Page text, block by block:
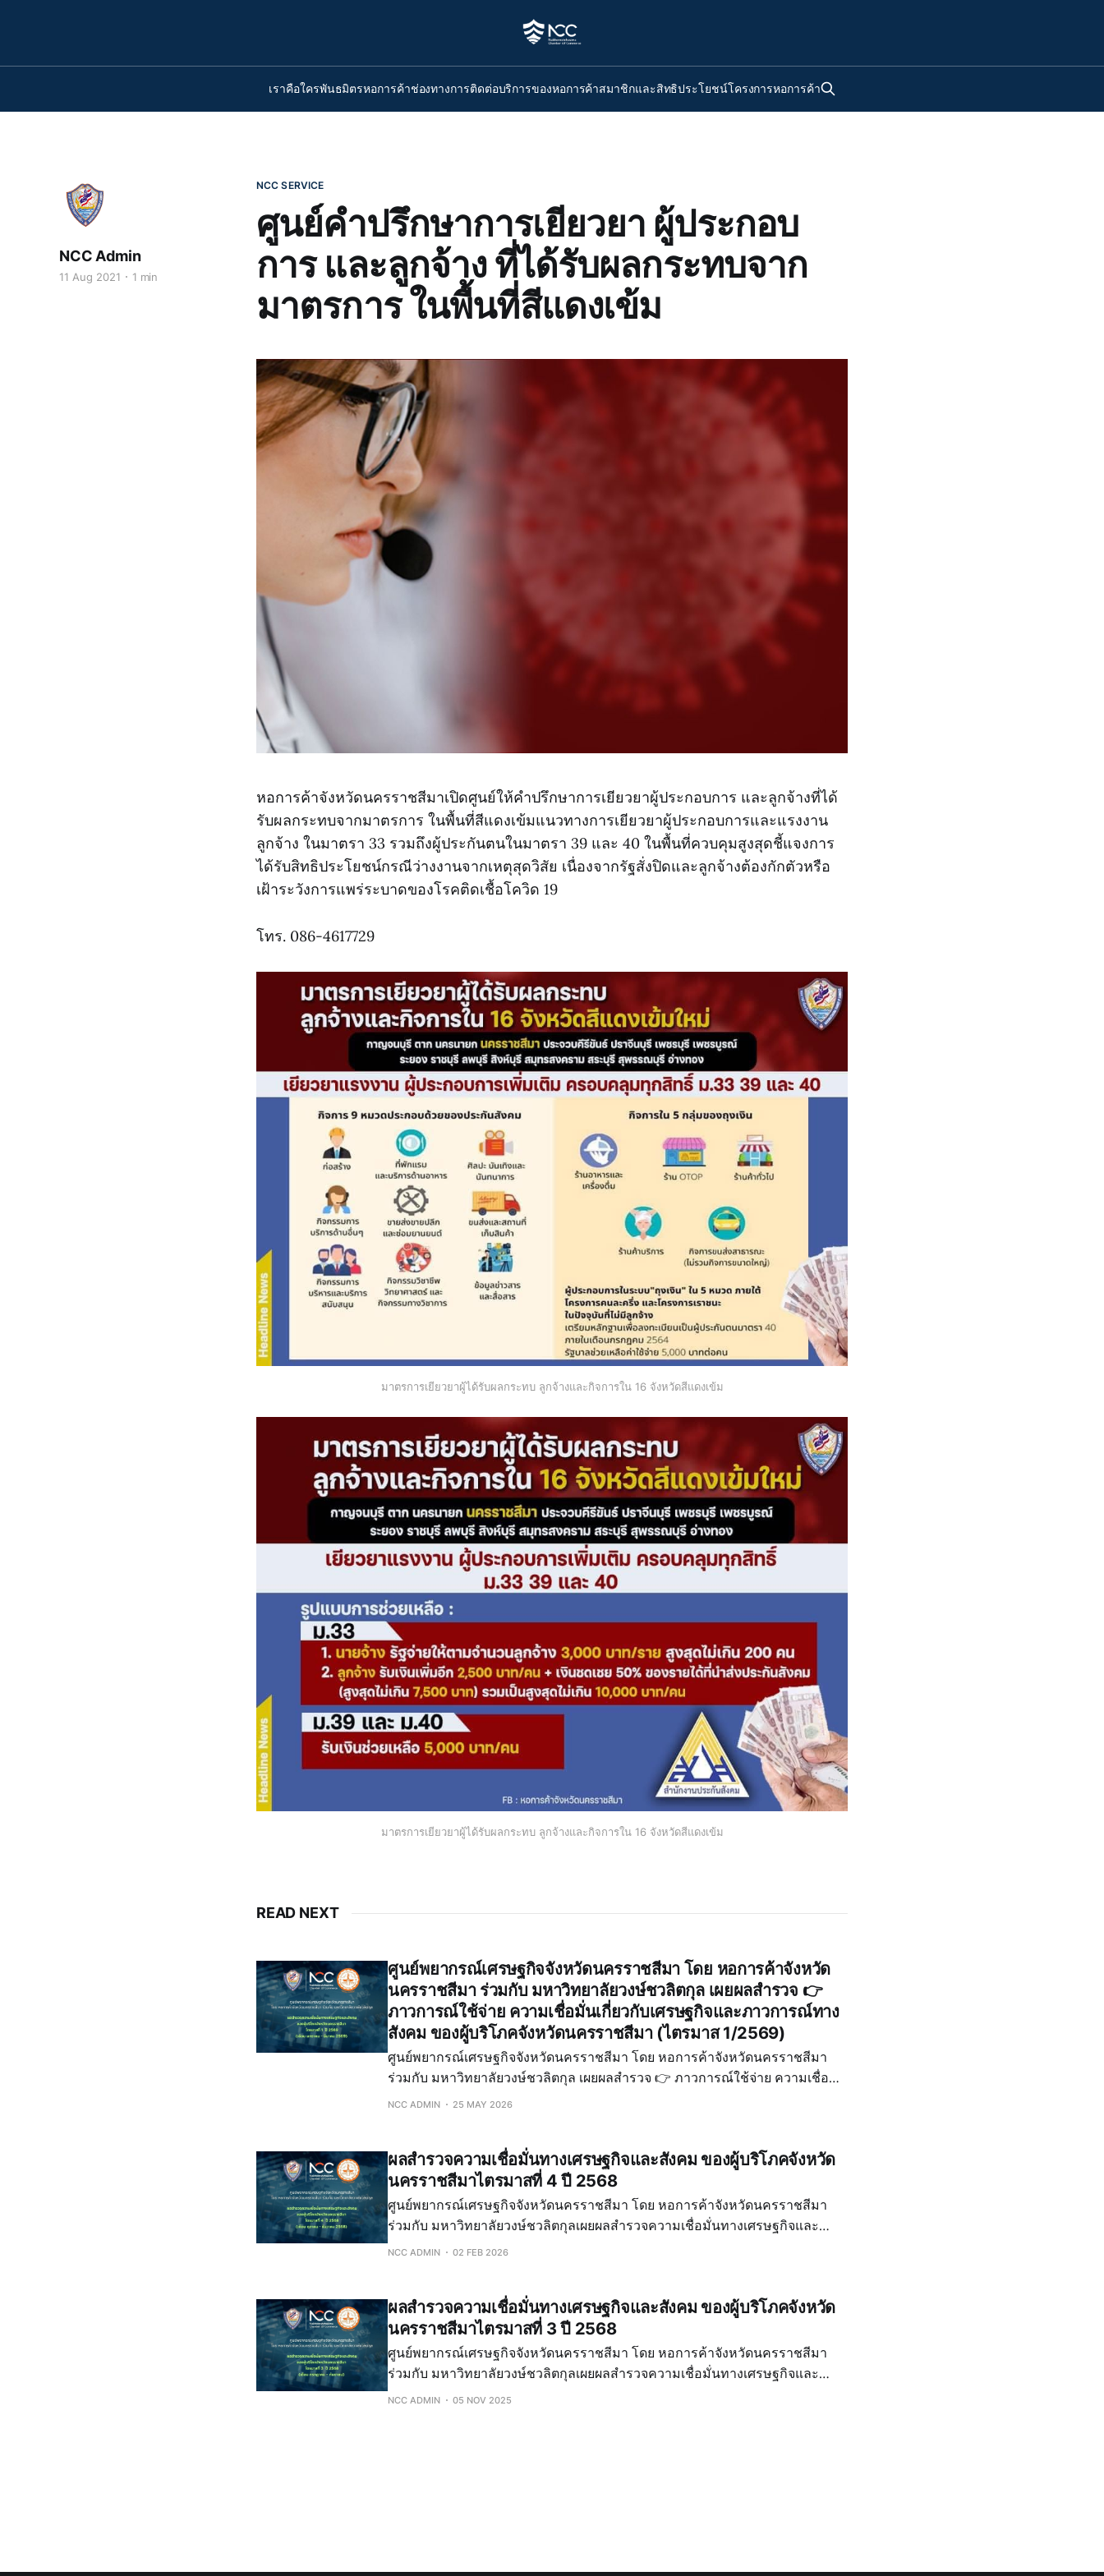
เราคือใครพันธมิตรหอการค้าช่องทางการติดต่อบริการของหอการค้าสมาชิกและสิทธิประโยชน์โครงการหอการค้า
NCC SERVICE
ศูนย์คำปรึกษาการเยียวยา ผู้ประกอบ
การ และลูกจ้าง ที่ได้รับผลกระทบจาก
มาตรการ ในพื้นที่สีแดงเข้ม
NCC Admin
11 Aug 2021 1 min
หอการค้าจังหวัดนครราชสีมาเปิดศูนย์ให้คำปรึกษาการเยียวยาผู้ประกอบการ และลูกจ้างที่ได้
รับผลกระทบจากมาตรการ ในพื้นที่สีแดงเข้มแนวทางการเยียวยาผู้ประกอบการและแรงงาน
ลูกจ้าง ในมาตรา 33 รวมถึงผู้ประกันตนในมาตรา 39 และ 40 ในพื้นที่ควบคุมสูงสุดชี้แจงการ
ได้รับสิทธิประโยชน์กรณีว่างงานจากเหตุสุดวิสัย เนื่องจากรัฐสั่งปิดและลูกจ้างต้องกักตัวหรือ
เฝ้าระวังการแพร่ระบาดของโรคติดเชื้อโควิด 19
โทร. 086-4617729
มาตรการเยียวยาผู้ได้รับผลกระทบ ลูกจ้างและกิจการใน 16 จังหวัดสีแดงเข้ม
มาตรการเยียวยาผู้ได้รับผลกระทบ ลูกจ้างและกิจการใน 16 จังหวัดสีแดงเข้ม
READ NEXT
ศูนย์พยากรณ์เศรษฐกิจจังหวัดนครราชสีมา โดย หอการค้าจังหวัด
นครราชสีมา ร่วมกับ มหาวิทยาลัยวงษ์ชวลิตกุล เผยผลสำรวจ 👉
ภาวการณ์ใช้จ่าย ความเชื่อมั่นเกี่ยวกับเศรษฐกิจและภาวการณ์ทาง
สังคม ของผู้บริโภคจังหวัดนครราชสีมา (ไตรมาส 1/2569)
ศูนย์พยากรณ์เศรษฐกิจจังหวัดนครราชสีมา โดย หอการค้าจังหวัดนครราชสีมา
ร่วมกับ มหาวิทยาลัยวงษ์ชวลิตกุล เผยผลสำรวจ 👉 ภาวการณ์ใช้จ่าย ความเชื่อมั่น
เกี่ยวกับเศรษฐกิจและภาวการณ์ทางสังคม ของผู้บริโภคจังหวัดนครราชสีมา
NCC ADMIN 25 MAY 2026
ผลสำรวจความเชื่อมั่นทางเศรษฐกิจและสังคม ของผู้บริโภคจังหวัด
นครราชสีมาไตรมาสที่ 4 ปี 2568
ศูนย์พยากรณ์เศรษฐกิจจังหวัดนครราชสีมา โดย หอการค้าจังหวัดนครราชสีมา
ร่วมกับ มหาวิทยาลัยวงษ์ชวลิตกุลเผยผลสำรวจความเชื่อมั่นทางเศรษฐกิจและ
สังคม ของผู้บริโภคจังหวัดนครราชสีมาไตรมาสที่ 4 ปี 2568(เดือนตุลาคม ถึง
NCC ADMIN 02 FEB 2026
ผลสำรวจความเชื่อมั่นทางเศรษฐกิจและสังคม ของผู้บริโภคจังหวัด
นครราชสีมาไตรมาสที่ 3 ปี 2568
ศูนย์พยากรณ์เศรษฐกิจจังหวัดนครราชสีมา โดย หอการค้าจังหวัดนครราชสีมา
ร่วมกับ มหาวิทยาลัยวงษ์ชวลิตกุลเผยผลสำรวจความเชื่อมั่นทางเศรษฐกิจและ
สังคม ของผู้บริโภคจังหวัดนครราชสีมาไตรมาสที่ 3 ปี 2568(เดือนกรกฎาคม ถึง
NCC ADMIN 05 NOV 2025